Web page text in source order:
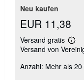
Neu kaufen
EUR 11,38
Versand gratis
Versand von
Anzahl: Mehr als